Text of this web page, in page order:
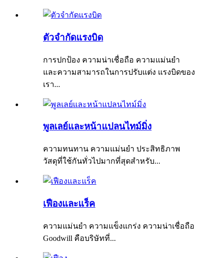
ตัวจำกัดแรงบิด
การปกป้อง ความน่าเชื่อถือ ความแม่นยำ
และความสามารถในการปรับแต่ง แรงบิดของ
เรา...
พูลเลย์และหน้าแปลนไทม์มิ่ง
ความทนทาน ความแม่นยำ ประสิทธิภาพ
วัสดุที่ใช้กันทั่วไปมากที่สุดสำหรับ...
เฟืองและแร็ค
ความแม่นยำ ความแข็งแกร่ง ความน่าเชื่อถือ
Goodwill คือบริษัทที่...